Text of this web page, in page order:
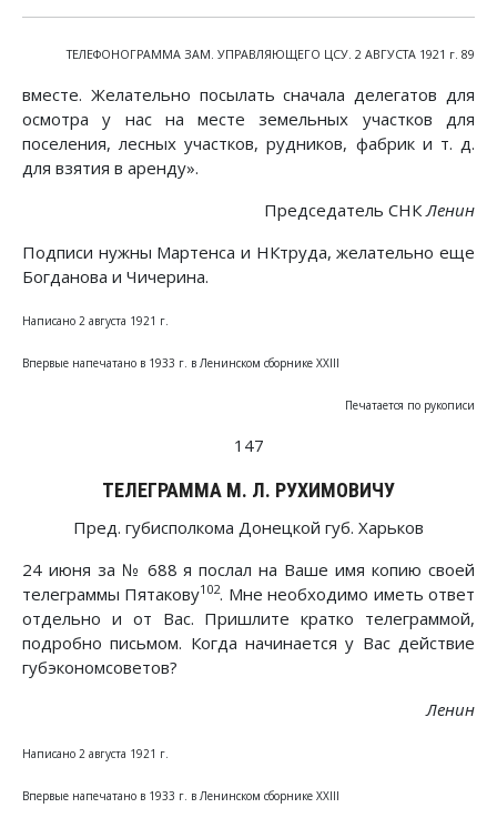
ТЕЛЕФОНОГРАММА ЗАМ. УПРАВЛЯЮЩЕГО ЦСУ. 2 АВГУСТА 1921 г. 89
вместе. Желательно посылать сначала делегатов для
осмотра у нас на месте земельных участков для
поселения, лесных участков, рудников, фабрик и т. д.
для взятия в аренду».
Председатель СНКЛенин
Подписи нужны Мартенса и НКтруда, желательно еще
Богданова и Чичерина.
Написано 2 августа 1921 г.
Впервые напечатано в 1933 г. в Ленинском сборнике XXIII
Печатается по рукописи
147
ТЕЛЕГРАММА М. Л. РУХИМОВИЧУ
Пред. губисполкома Донецкой губ. Харьков
24 июня за № 688 я послал на Ваше имя копию своей
телеграммы Пятакову102. Мне необходимо иметь ответ
отдельно и от Вас. Пришлите кратко телеграммой,
подробно письмом. Когда начинается у Вас действие
губэкономсоветов?
Ленин
Написано 2 августа 1921 г.
Впервые напечатано в 1933 г. в Ленинском сборнике XXIII